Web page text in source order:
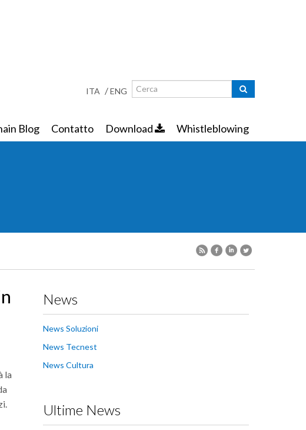
ITA /ENG Maschera di ricerca
Ricerca
Blog Contatto Download Whistleblowing
la
News
News Soluzioni
News Tecnest
News Cultura
Ultime News